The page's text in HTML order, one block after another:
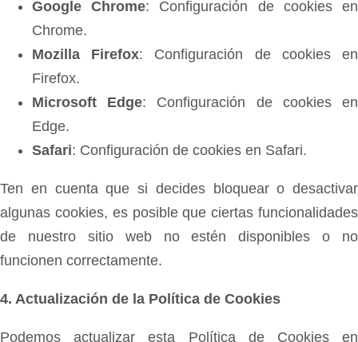
Google Chrome: Configuración de cookies en
Chrome.
Mozilla Firefox: Configuración de cookies en
Firefox.
Microsoft Edge: Configuración de cookies en
Edge.
Safari: Configuración de cookies en Safari.
Ten en cuenta que si decides bloquear o desactivar
algunas cookies, es posible que ciertas funcionalidades
de nuestro sitio web no estén disponibles o no
funcionen correctamente.
4. Actualización de la Política de Cookies
Podemos actualizar esta Política de Cookies en